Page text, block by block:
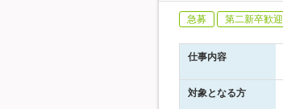
急募 第二新卒歓迎
仕事内容
対象となる方